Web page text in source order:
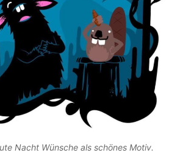
Nacht Wünsche als schönes Motiv.